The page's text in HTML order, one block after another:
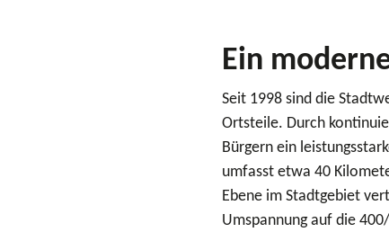
Ein
Seit 1998 sind die
Ortsteile. Durch
Bürgern ein
umfasst etwa 40
Ebene im Stadtgebiet
Umspannung auf die